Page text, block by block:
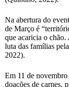
Na abertura do
de Março é
que acaricia o chão.
luta das famílias
2022).
Em 11 de
doações de carnes,